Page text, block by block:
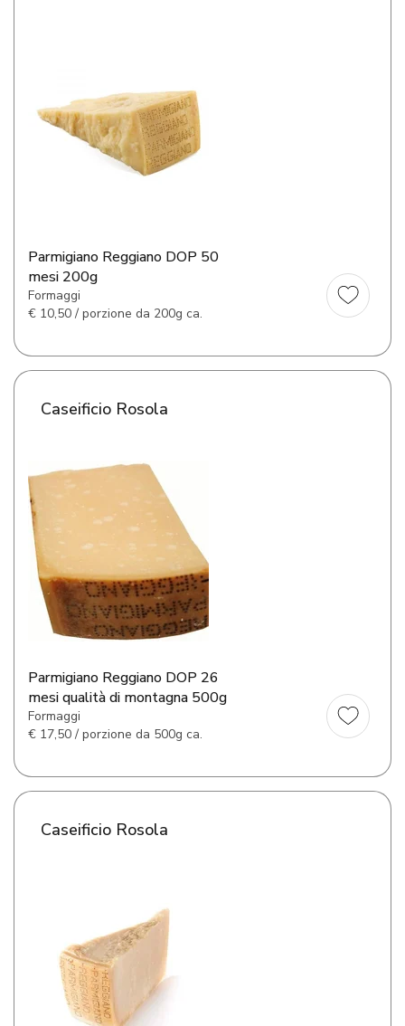
Parmigiano Reggiano DOP 50
mesi 200g
Formaggi
€ 10,50 / porzione da 200g ca.
Caseificio Rosola
Parmigiano Reggiano DOP 26
mesi qualità di montagna 500g
Formaggi
€ 17,50 / porzione da 500g ca.
Caseificio Rosola